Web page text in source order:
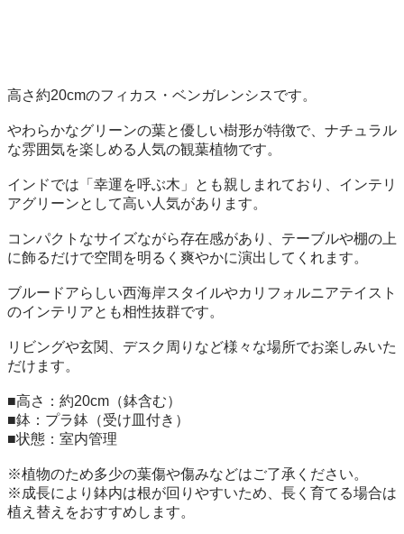
高さ約20cmのフィカス・ベンガレンシスです。
やわらかなグリーンの葉と優しい樹形が特徴で、ナチュラル
な雰囲気を楽しめる人気の観葉植物です。
インドでは「幸運を呼ぶ木」とも親しまれており、インテリ
アグリーンとして高い人気があります。
コンパクトなサイズながら存在感があり、テーブルや棚の上
に飾るだけで空間を明るく爽やかに演出してくれます。
ブルードアらしい西海岸スタイルやカリフォルニアテイスト
のインテリアとも相性抜群です。
リビングや玄関、デスク周りなど様々な場所でお楽しみいた
だけます。
■高さ：約20cm（鉢含む）
■鉢：プラ鉢（受け皿付き）
■状態：室内管理
※植物のため多少の葉傷や傷みなどはご了承ください。
※成長により鉢内は根が回りやすいため、長く育てる場合は
植え替えをおすすめします。